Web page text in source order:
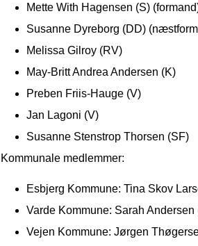
Mette With Hagensen (S)
Susanne Dyreborg (DD)
Melissa Gilroy (RV)
May-Britt Andrea Andersen (K)
Preben Friis-Hauge (V)
Jan Lagoni (V)
Susanne Stenstrop Thorsen (SF)
Kommunale medlemmer:
Esbjerg Kommune: Tina Skov
Varde Kommune: Sarah Andersen
Vejen Kommune: Jørgen